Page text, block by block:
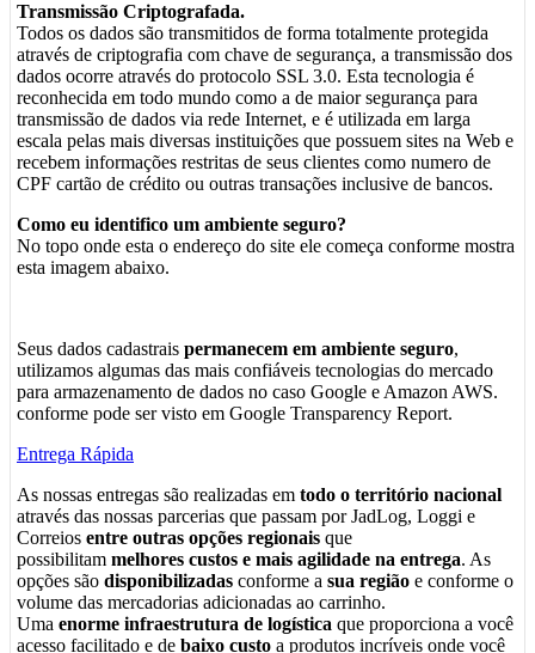
Transmissão Criptografada.
Todos os dados são transmitidos de forma totalmente protegida
através de criptografia com chave de segurança, a transmissão dos
dados ocorre através do protocolo SSL 3.0. Esta tecnologia é
reconhecida em todo mundo como a de maior segurança para
transmissão de dados via rede Internet, e é utilizada em larga
escala pelas mais diversas instituições que possuem sites na Web e
recebem informações restritas de seus clientes como numero de
CPF cartão de crédito ou outras transações inclusive de bancos.
Como eu identifico um ambiente seguro?
No topo onde esta o endereço do site ele começa conforme mostra
esta imagem abaixo.
Seus dados cadastrais permanecem em ambiente seguro,
utilizamos algumas das mais confiáveis tecnologias do mercado
para armazenamento de dados no caso Google e Amazon AWS.
conforme pode ser visto em Google Transparency Report.
Entrega Rápida
As nossas entregas são realizadas em todo o território nacional
através das nossas parcerias que passam por JadLog, Loggi e
Correios entre outras opções regionais que
possibilitam melhores custos e mais agilidade na entrega. As
opções são disponibilizadas conforme a sua região e conforme o
volume das mercadorias adicionadas ao carrinho.
Uma enorme infraestrutura de logística que proporciona a você
acesso facilitado e de baixo custo a produtos incríveis onde você